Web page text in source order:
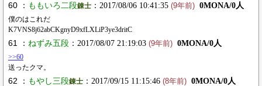
60 ： ももいろ二段錬士 ：2017/08/06 10:41:35 (9年前) 0MONA/0人
僕のはこれだ
K7VNS8j62abCKgnyD9xfLXLiP3ye3dritC
61 ： ねずみ五段 ：2017/08/07 21:19:03 (9年前) 0MONA/0人
>>60
送ったクマ。
62 ： もやし三段錬士 ：2017/09/15 11:15:46 (8年前) 0MONA/0人